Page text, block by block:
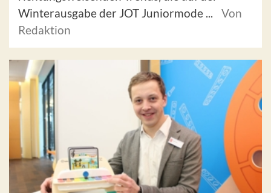
Winterausgabe der JOT Juniormode ...
Von
Redaktion